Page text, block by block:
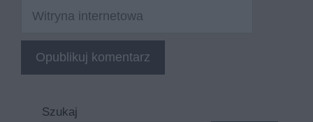
Witryna
internetowa
Szukaj